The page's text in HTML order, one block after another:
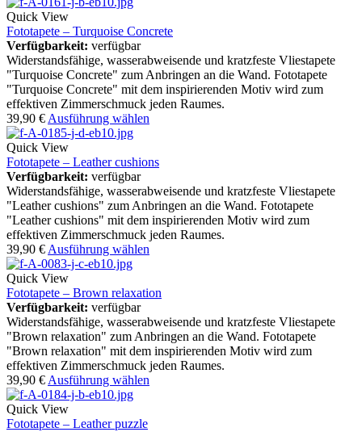
Quick View
Fototapete – Turquoise Concrete
Verfügbarkeit: verfügbar
Widerstandsfähige, wasserabweisende und kratzfeste Vliestapete
"Turquoise Concrete" zum Anbringen an die Wand. Fototapete
"Turquoise Concrete" mit dem inspirierenden Motiv wird zum
effektiven Zimmerschmuck jeden Raumes.
39,90 € Ausführung wählen
Quick View
Fototapete – Leather cushions
Verfügbarkeit: verfügbar
Widerstandsfähige, wasserabweisende und kratzfeste Vliestapete
"Leather cushions" zum Anbringen an die Wand. Fototapete
"Leather cushions" mit dem inspirierenden Motiv wird zum
effektiven Zimmerschmuck jeden Raumes.
39,90 € Ausführung wählen
Quick View
Fototapete – Brown relaxation
Verfügbarkeit: verfügbar
Widerstandsfähige, wasserabweisende und kratzfeste Vliestapete
"Brown relaxation" zum Anbringen an die Wand. Fototapete
"Brown relaxation" mit dem inspirierenden Motiv wird zum
effektiven Zimmerschmuck jeden Raumes.
39,90 € Ausführung wählen
Quick View
Fototapete – Leather puzzle